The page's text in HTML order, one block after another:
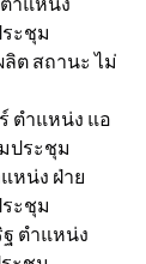
ะชุม
ลิต สถานะ ไม่
ตำแหน่ง แอ
ประชุม
หน่ง ฝ่าย
ะชุม
ฐ ตำแหน่ง